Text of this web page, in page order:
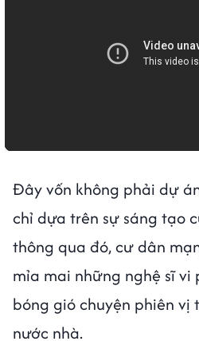
Đây vốn không phải dự
chỉ dựa trên sự sáng tạo
thông qua đó, cư dân
mỉa mai những nghệ sĩ
bóng gió chuyện phiên
nước nhà.